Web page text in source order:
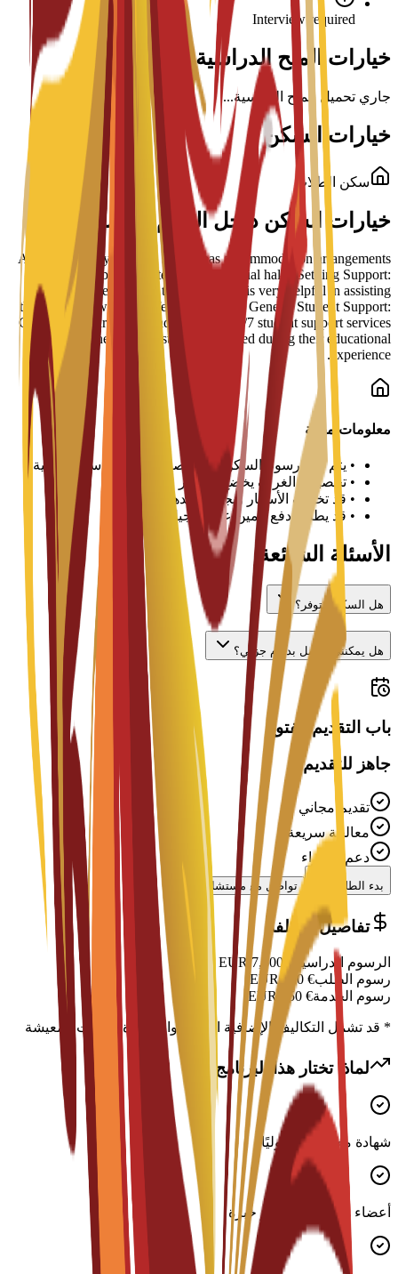
Interview required
خيارات المنح الدراسية لهذا البرنامج
جاري تحميل المنح الدراسية...
خيارات السكن
سكن الطلاب
خيارات السكن داخل الحرم الجامعي
Arrangement Types: The school has accommodation arrangements
with a number of hostels and residential halls. Settling Support:
Students have reported that the school is very helpful in assisting
them to settle well into life in Barcelona. General Student Support:
Guidance is part of a broader suite of 24/7 student support services
designed to help students succeed during their educational
experience.
معلومات مهمة
• يتم دفع رسوم السكن لكل فصل دراسي أو سنة دراسية
• تخصيص الغرف يخضع للتوافر
• قد تختلف الأسعار ويجب تأكيدها مع الجامعة
• قد يطلب دفع تأمين عند تسجيل الوصول
الأسئلة الشائعة
هل السكن متوفر؟
هل يمكنني العمل بدوام جزئي؟
باب التقديم مفتوح
جاهز للتقديم؟
تقديم مجاني
معالجة سريعة
دعم الخبراء
بدء الطلب تواصل مع مستشار
تفاصيل التكلفة
الرسوم الدراسية €
7,500
رسوم الطلب€
300
EUR
رسوم الخدمة€
150
* قد تشمل التكاليف الإضافية الإقامة والتأشيرة ونفقات المعيشة
لماذا تختار هذا البرنامج؟
شهادة معترف بها دوليًا
أعضاء هيئة تدريس ذوو خبرة